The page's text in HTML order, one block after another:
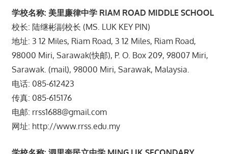
学校名称: 美里廉律中学 RIAM ROAD MIDDLE SCHOOL
校长: 陆继彬副校长 (MS. LUK KEY PIN)
地址: 3 12 Miles, Riam Road, 3 12 Miles, Riam Road,
98000 Miri, Sarawak(快邮), P. O. Box 209, 98007 Miri,
Sarawak. (mail), 98000 Miri, Sarawak, Malaysia.
电话: 085-612423
传真: 085-615176
电邮: rrss1688@gmail.com
网址: http://www.rrss.edu.my